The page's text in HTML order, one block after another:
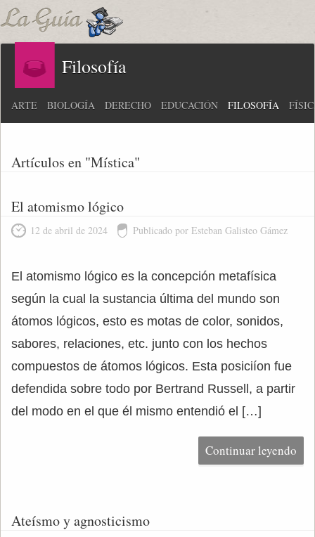
Filosofía
ARTE BIOLOGÍA DERECHO EDUCACIÓN FILOSOFÍA
Artículos en "Mística"
El atomismo lógico
12 de abril de 2024 Publicado por Esteban Galisteo Gámez
El atomismo lógico es la concepción metafísica
según la cual la sustancia última del mundo son
átomos lógicos, esto es motas de color, sonidos,
sabores, relaciones, etc. junto con los hechos
compuestos de átomos lógicos. Esta posiciíon fue
defendida sobre todo por Bertrand Russell, a partir
del modo en el que él mismo entendió el […]
Continuar leyendo
Ateísmo y agnosticismo